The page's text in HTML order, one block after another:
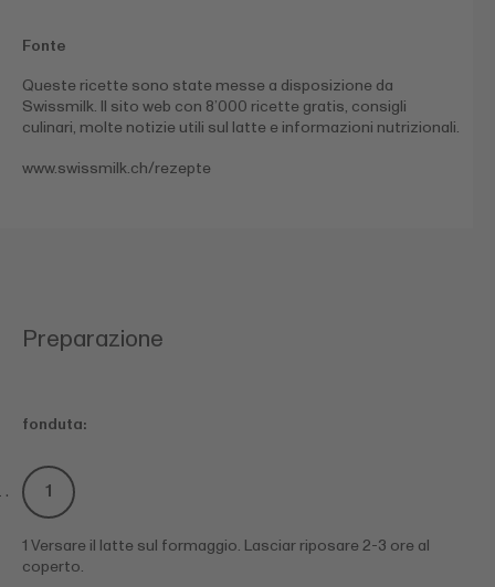
Fonte
Queste ricette sono state messe a disposizione da
Swissmilk. Il sito web con 8’000 ricette gratis, consigli
culinari, molte notizie utili sul latte e informazioni nutrizionali.
www.swissmilk.ch/rezepte
Preparazione
fonduta:
1 Versare il latte sul formaggio. Lasciar riposare 2-3 ore al
coperto.